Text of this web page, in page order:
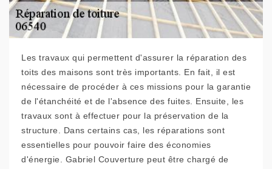
Les travaux qui permettent d'assurer la réparation des
toits des maisons sont très importants. En fait, il est
nécessaire de procéder à ces missions pour la garantie
de l'étanchéité et de l'absence des fuites. Ensuite, les
travaux sont à effectuer pour la préservation de la
structure. Dans certains cas, les réparations sont
essentielles pour pouvoir faire des économies
d'énergie. Gabriel Couverture peut être chargé de